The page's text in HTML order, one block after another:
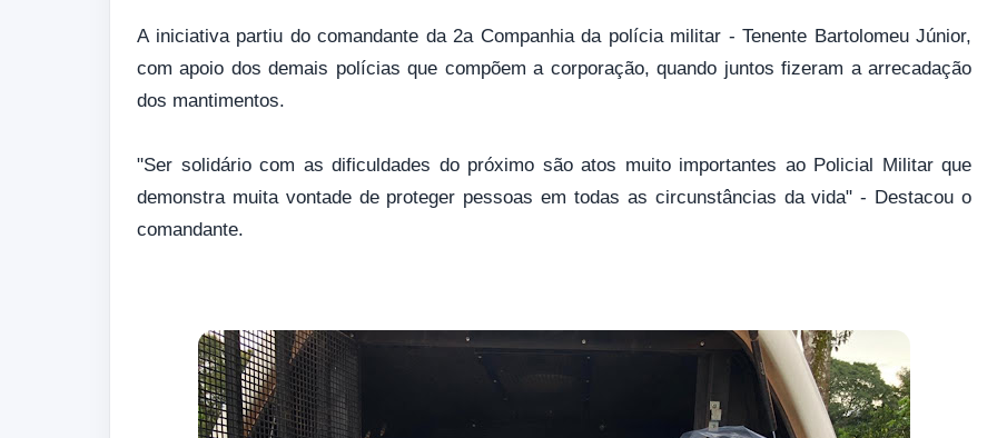
A iniciativa partiu do comandante da 2a Companhia da polícia militar - Tenente Bartolomeu Júnior,
com apoio dos demais polícias que compõem a corporação, quando juntos fizeram a arrecadação
dos mantimentos.
"Ser solidário com as dificuldades do próximo são atos muito importantes ao Policial Militar que
demonstra muita vontade de proteger pessoas em todas as circunstâncias da vida" - Destacou o
comandante.